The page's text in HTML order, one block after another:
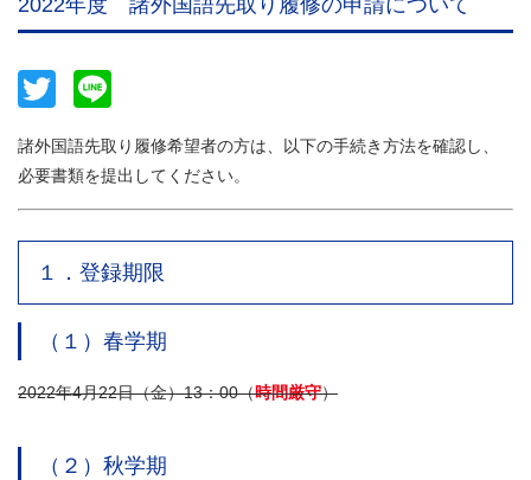
2022年度 諸外国語先取り履修の申請について
Twitter
諸外国語先取り履修希望者の方は、以下の手続き方法を確認し、
必要書類を提出してください。
１．登録期限
（１）春学期
2022年4月22日（金）13：00（時間厳守）
（２）秋学期